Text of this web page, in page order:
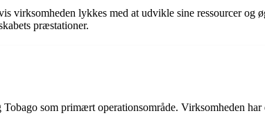
virksomheden lykkes med at udvikle sine ressourcer og
præstationer.
som primært operationsområde. Virksomheden har